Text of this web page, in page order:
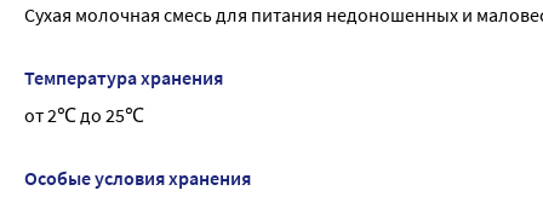
способствует укреплению иммунной системы малыша и
Сухая молочная смесь PreNAN имеет 2 возможности
Идеальной пищей для грудного ребенка является молоко
Перед тем как принять решение об искусственном
специальных медицинских целей только по назначению и
Сухая молочная смесь для питания недоношенных и
Температура хранения
от 2℃ до 25℃
Особые условия хранения